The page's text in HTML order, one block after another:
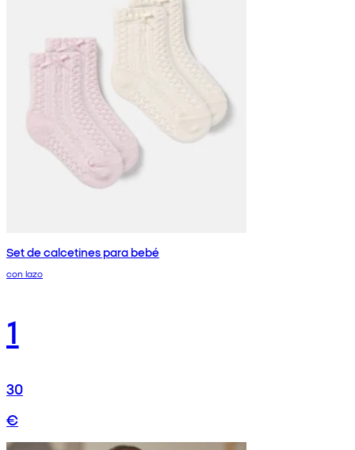
Set de calcetines para bebé
con lazo
1
30
€